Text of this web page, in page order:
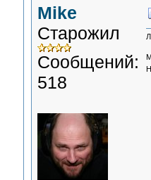
Mike
Старожил
Сообщений:
518